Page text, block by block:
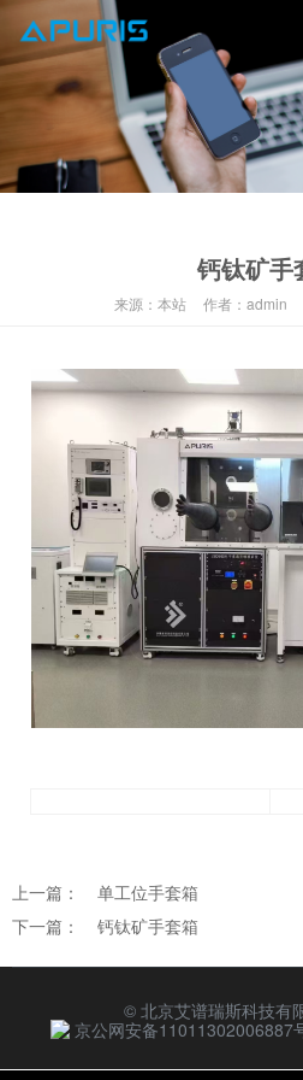
钙钛矿手
来源： 本站 作者： admin
上一篇：
单工位手套箱
下一篇：
钙钛矿手套箱
© 北京艾谱瑞斯科技有
京公网安备11011302006887